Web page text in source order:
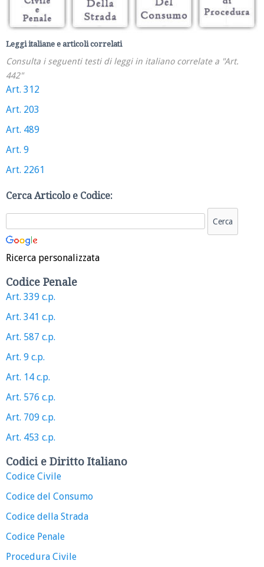
Leggi italiane e articoli correlati
Consulta i seguenti testi di leggi in italiano correlate a "Art.
442"
Art. 312
Art. 203
Art. 489
Art. 9
Art. 2261
Cerca Articolo e Codice:
Ricerca personalizzata
Codice Penale
Art. 339 c.p.
Art. 341 c.p.
Art. 587 c.p.
Art. 9 c.p.
Art. 14 c.p.
Art. 576 c.p.
Art. 709 c.p.
Art. 453 c.p.
Codici e Diritto Italiano
Codice Civile
Codice del Consumo
Codice della Strada
Codice Penale
Procedura Civile